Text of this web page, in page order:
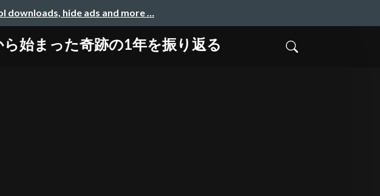
downloads, hide ads and more …
始まった奇跡の1年を振り返る